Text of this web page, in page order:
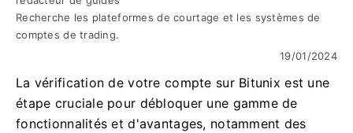
Recherche les plateformes de courtage et les systèmes de
comptes de trading.
19/01/2024
La vérification de votre compte sur Bitunix est une
étape cruciale pour débloquer une gamme de
fonctionnalités et d'avantages, notamment des